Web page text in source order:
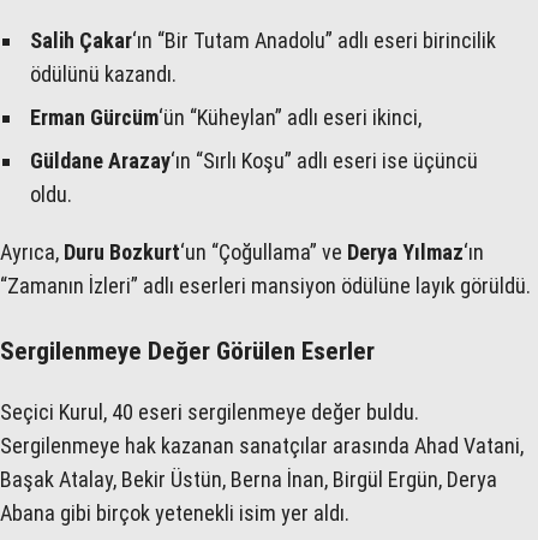
Salih Çakar‘ın “Bir Tutam Anadolu” adlı eseri birincilik
ödülünü kazandı.
Erman Gürcüm‘ün “Küheylan” adlı eseri ikinci,
Güldane Arazay‘ın “Sırlı Koşu” adlı eseri ise üçüncü
oldu.
Ayrıca, Duru Bozkurt‘un “Çoğullama” ve Derya Yılmaz‘ın
“Zamanın İzleri” adlı eserleri mansiyon ödülüne layık görüldü.
Sergilenmeye Değer Görülen Eserler
Seçici Kurul, 40 eseri sergilenmeye değer buldu.
Sergilenmeye hak kazanan sanatçılar arasında Ahad Vatani,
Başak Atalay, Bekir Üstün, Berna İnan, Birgül Ergün, Derya
Abana gibi birçok yetenekli isim yer aldı.